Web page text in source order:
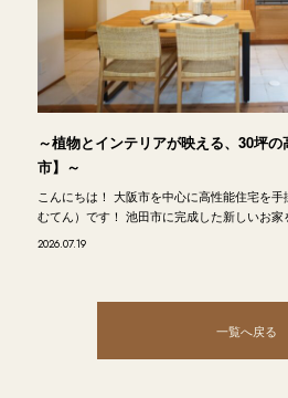
～植物とインテリアが映える、30坪
市】～
こんにちは！ 大阪市を中心に高性能住宅を
むてん）です！ 池田市に完成した新しいお
2026.07.19
一覧へ戻る